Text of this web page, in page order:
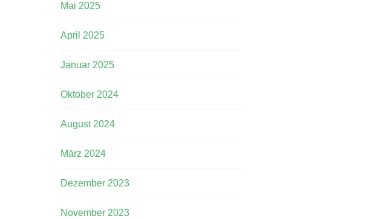
Mai 2025
April 2025
Januar 2025
Oktober 2024
August 2024
März 2024
Dezember 2023
November 2023